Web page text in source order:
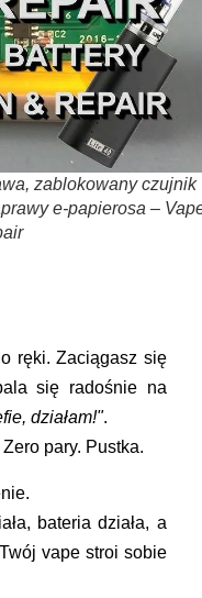
zablokowany czujnik
e-papierosa –
ręki. Zaciągasz się
się radośnie na
działam!".
Zero pary. Pustka.
bateria działa, a
vape stroi sobie